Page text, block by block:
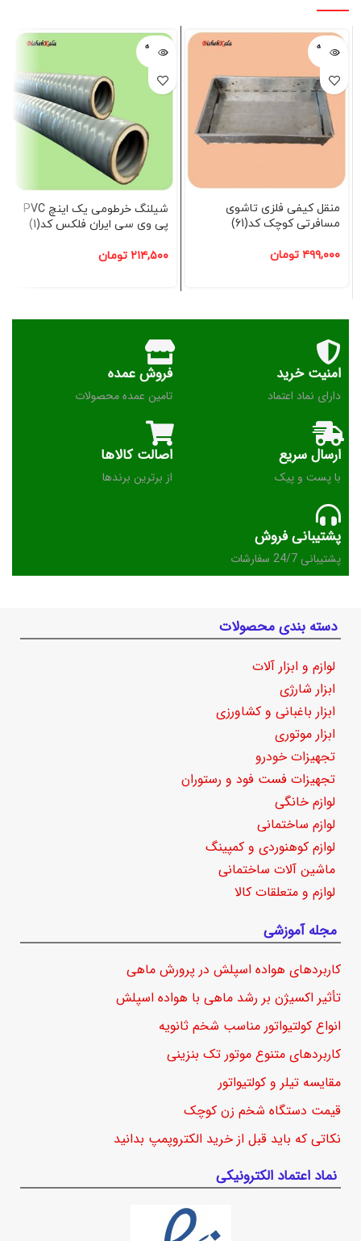
فروخته
شده
منقل کیفی فلزی تاشوی
مسافرتی کوچک کد(61)
۴۹۹,۰۰۰ تومان
فروخته
شده
شیلنگ خرطومی یک اینچ PVC
پی وی سی ایران فلکس کد(1)
۲۱۴,۵۰۰ تومان
امنیت خرید
دارای نماد اعتماد
فروش عمده
تامین عمده محصولات
ارسال سریع
با پست و پیک
اصالت کالاها
از برترین برندها
پشتیبانی فروش
پشتیبانی 24/7 سفارشات
دسته بندی محصولات
لوازم و ابزار آلات
ابزار شارژی
ابزار باغبانی و کشاورزی
ابزار موتوری
تجهیزات خودرو
تجهیزات فست فود و رستوران
لوازم خانگی
لوازم ساختمانی
لوازم کوهنوردی و کمپینگ
ماشین آلات ساختمانی
لوازم و متعلقات کالا
مجله آموزشی
کاربردهای هواده اسپلش در پرورش ماهی
تأثیر اکسیژن بر رشد ماهی با هواده اسپلش
انواع کولتیواتور مناسب شخم ثانویه
کاربردهای متنوع موتور تک بنزینی
مقایسه تیلر و کولتیواتور
قیمت دستگاه شخم زن کوچک
نکاتی که باید قبل از خرید الکتروپمپ بدانید
نماد اعتماد الکترونیکی